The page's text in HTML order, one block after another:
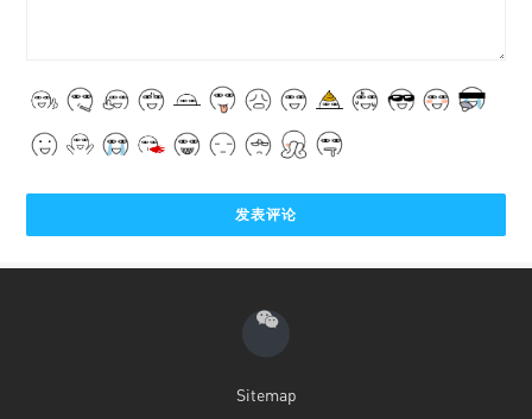
Sitemap